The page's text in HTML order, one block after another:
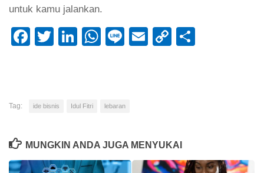
untuk kamu jalankan.
Facebook
Twitter
LinkedIn
WhatsApp
LineEmail
Copy
Tag: ide bisnis Idul Fitri lebaran
MUNGKIN ANDA JUGA MENYUKAI